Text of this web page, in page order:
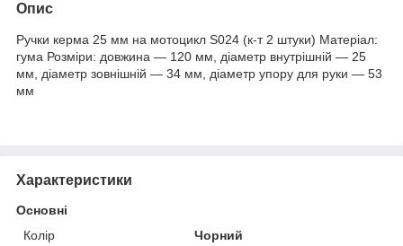
Опис
Ручки керма 25 мм на мотоцикл S024 (к-т 2 штуки) Матеріал:
гума Розміри: довжина — 120 мм, діаметр внутрішній — 25
мм, діаметр зовнішній — 34 мм, діаметр упору для руки — 53
мм
Характеристики
Основні
Колір
Чорний